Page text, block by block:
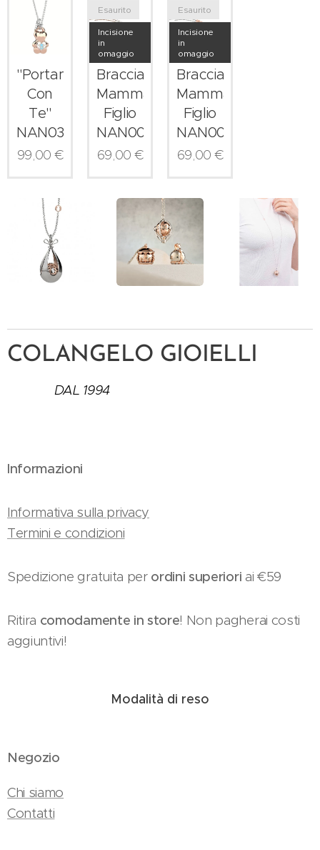
"Portami
Con
Te"
NAN0392
99,00 €
Bracciale
Mamma-
Figlio
NAN0053
Esaurito
Incisione
in
omaggio
69,00 €
Bracciale
Mamma-
Figlio
NAN0052
Esaurito
Incisione
in
omaggio
69,00 €
COLANGELO GIOIELLI
DAL 1994
Informazioni
Informativa sulla privacy
Termini e condizioni
Spedizione gratuita perordini superiori ai €59
Ritira comodamente in store! Non pagherai costi
aggiuntivi!
Modalità di reso
Negozio
Chi siamo
Contatti